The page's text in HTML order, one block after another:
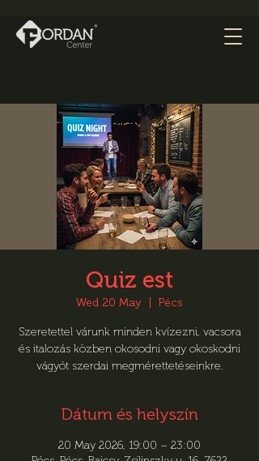
Quiz est
Wed 20 May Pécs
Szeretettel várunk minden kvízezni, vacsora
és italozás közben okosodni vagy okoskodni
vágyót szerdai megmérettetéseinkre.
Dátum és helyszín
20 May 2026, 19:00 – 23:00